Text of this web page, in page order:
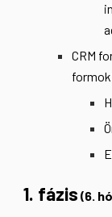
CRM
1. fázis (6.